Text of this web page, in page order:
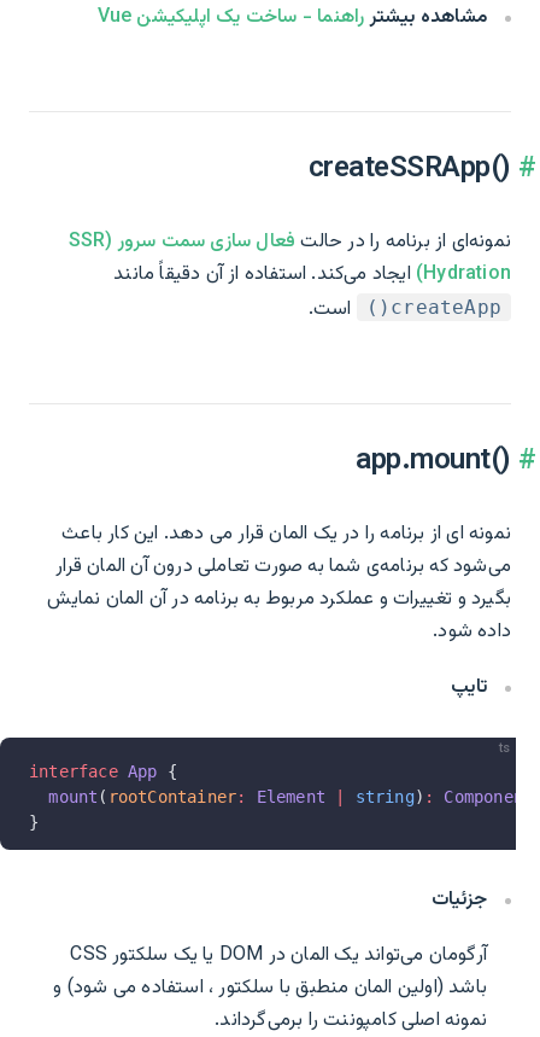
مشاهده بیشترراهنما - ساخت یک اپلیکیشن Vue
createSSRApp()‎
نمونه‌ای از برنامه را در حالت
فعال سازی سمت سرور (SSR
Hydration) ایجاد می‌کند. استفاده از آن دقیقاً مانند
createApp() است.
app.mount()‎
نمونه ای از برنامه را در یک المان قرار می دهد. این کار باعث
می‌شود که برنامه‌ی شما به صورت تعاملی درون آن المان قرار
بگیرد و تغییرات و عملکرد مربوط به برنامه در آن المان نمایش
داده شود.
تایپ
ts
interface App {
  mount
( rootContainer: Element string) :
}
جزئیات
آرگومان می‌تواند یک المان در DOM یا یک سلکتور CSS
باشد (اولین المان منطبق با سلکتور ، استفاده می شود) و
نمونه اصلی کامپوننت را برمی‌گرداند.